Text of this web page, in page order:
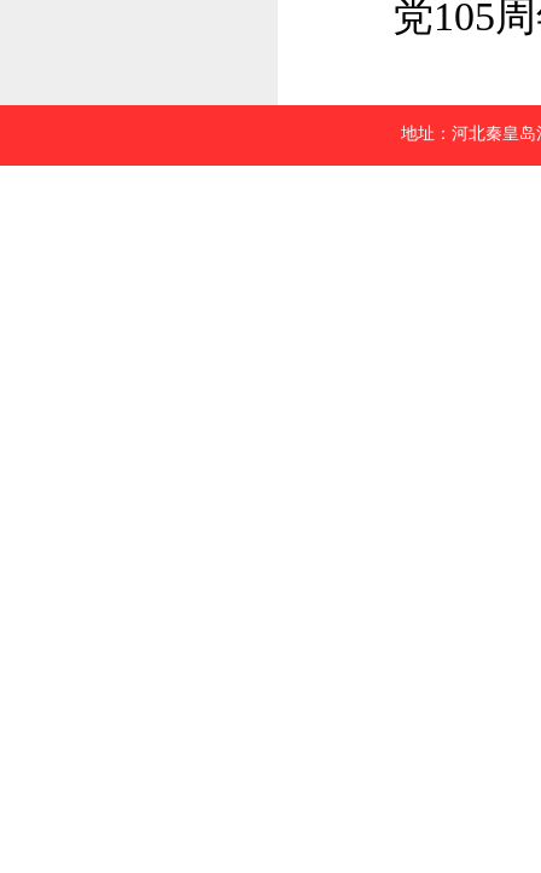
党105
地址：河北秦皇